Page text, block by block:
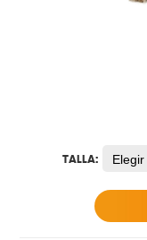
TALLA: